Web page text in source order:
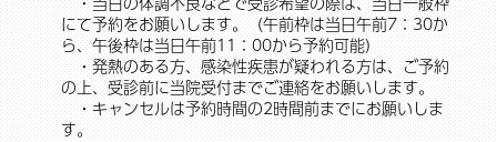
にて予約をお願いします。（午前枠は当日午前7：30か
ら、午後枠は当日午前11：00から予約可能）
・発熱のある方、感染性疾患が疑われる方は、ご予約
の上、受診前に当院受付までご連絡をお願いします。
・キャンセルは予約時間の2時間前までにお願いしま
す。